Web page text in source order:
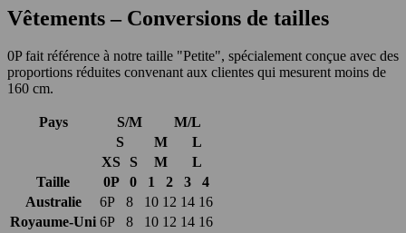
Vêtements – Conversions de tailles
0P fait référence à notre taille "Petite", spécialement conçue avec des
proportions réduites convenant aux clientes qui mesurent moins de
160 cm.
Pays S/M
M/L
S
M
L
XS
S M
L
Taille
0P 0 1 2 3
4
Australie
6P 8 10 12 14 16
Royaume-Uni 6P 8 10 12 14 16